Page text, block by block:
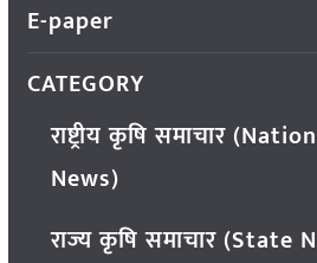
E-paper
CATEGORY
राष्ट्रीय कृषि समाचार
News)
राज्य कृषि समाचार (State